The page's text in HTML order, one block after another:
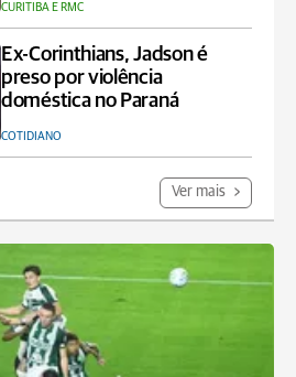
CURITIBA E RMC
Ex-Corinthians, Jadson é
preso por violência
doméstica no Paraná
COTIDIANO
Ver mais